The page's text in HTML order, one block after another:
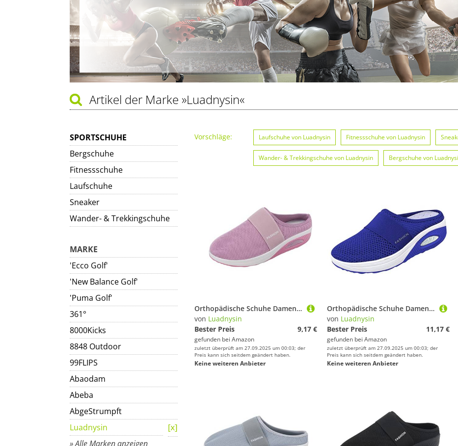
Artikel der Marke »Luadnysin«
SPORTSCHUHE
Bergschuhe
Fitnessschuhe
Laufschuhe
Sneaker
Wander- & Trekkingschuhe
MARKE
'Ecco Golf'
'New Balance Golf'
'Puma Golf'
361°
8000Kicks
8848 Outdoor
99FLIPS
Abaodam
Abeba
AbgeStrumpft
Luadnysin
» Alle Marken anzeigen
Vorschläge: Laufschuhe von Luadnysin Fitnessschuhe von Luadnysin
Wander- & Trekkingschuhe von Luadnysin Bergschuhe von
Orthopädische Schuhe Damen Air Cushion Diabetiker Schuhe Mit Luftkissen Lässige Slip On Walkingschuhe Sandalen Wmshoes Nettjade Joggingschuhe Laufschuhe Sportschuhe Turnschuhe Sneaker Damen
von Luadnysin
Bester Preis
9,17 €
gefunden bei Amazon
zuletzt überprüft am 27.09.2025 um 00:03; der
Preis kann sich seitdem geändert haben.
Keine weiteren Anbieter
Orthopädische Schuhe Damen Air Cushion Diabetiker Schuhe Mit Luftkissen Lässige Slip On Walkingschuhe Sandalen Wmshoes Nettjade Joggingschuhe Laufschuhe Sportschuhe Turnschuhe Sneaker Damen
von Luadnysin
Bester Preis
11,17 €
gefunden bei Amazon
zuletzt überprüft am 27.09.2025 um 00:03; der
Preis kann sich seitdem geändert haben.
Keine weiteren Anbieter